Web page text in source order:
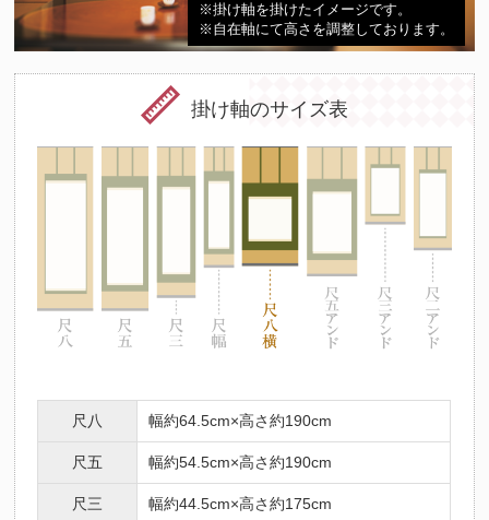
※掛け軸を掛けたイメージです。
※自在軸にて高さを調整しております。
掛け軸のサイズ表
尺八 幅約64.5cm×高さ約190cm
尺五 幅約54.5cm×高さ約190cm
尺三 幅約44.5cm×高さ約175cm